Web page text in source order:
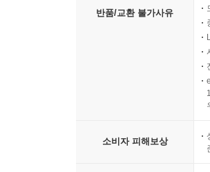
반품/교환 불가사유
소비자 피해보상